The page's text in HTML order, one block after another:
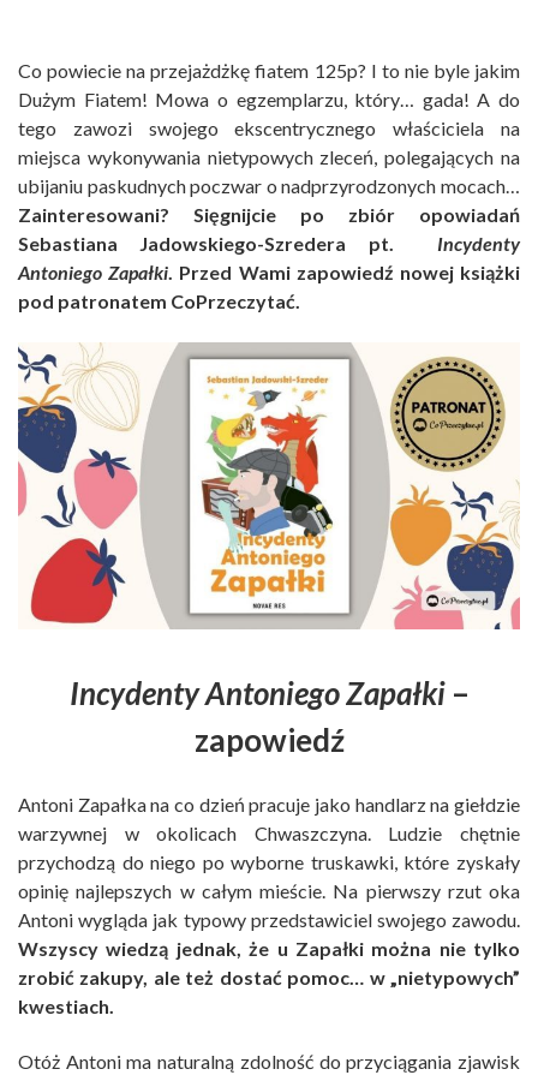
Co powiecie na przejażdżkę fiatem 125p? I to nie byle jakim
Dużym Fiatem! Mowa o egzemplarzu, który… gada! A do
tego zawozi swojego ekscentrycznego właściciela na
miejsca wykonywania nietypowych zleceń, polegających na
ubijaniu paskudnych poczwar o nadprzyrodzonych mocach…
Zainteresowani? Sięgnijcie po zbiór opowiadań
Sebastiana Jadowskiego-Szredera pt.
Incydenty
Antoniego Zapałki. Przed Wami zapowiedź nowej książki
pod patronatem CoPrzeczytać.
Incydenty Antoniego Zapałki–
zapowiedź
Antoni Zapałka na co dzień pracuje jako handlarz na giełdzie
warzywnej w okolicach Chwaszczyna. Ludzie chętnie
przychodzą do niego po wyborne truskawki, które zyskały
opinię najlepszych w całym mieście. Na pierwszy rzut oka
Antoni wygląda jak typowy przedstawiciel swojego zawodu.
Wszyscy wiedzą jednak, że u Zapałki można nie tylko
zrobić zakupy, ale też dostać pomoc… w „nietypowych”
kwestiach.
Otóż Antoni ma naturalną zdolność do przyciągania zjawisk